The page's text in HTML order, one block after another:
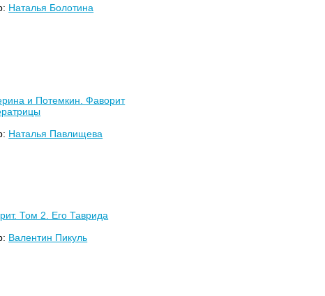
Наталья Болотина
и Потемкин. Фаворит
Наталья Павлищева
Том 2. Его Таврида
Валентин Пикуль